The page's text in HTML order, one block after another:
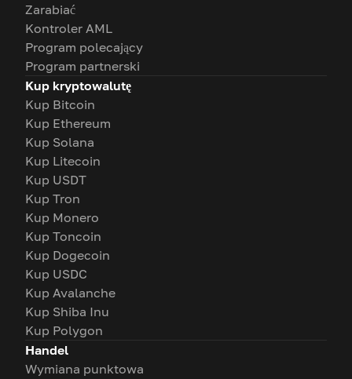
Zarabiać
Kontroler AML
Program polecający
Program partnerski
Kup kryptowalutę
Kup Bitcoin
Kup Ethereum
Kup Solana
Kup Litecoin
Kup USDT
Kup Tron
Kup Monero
Kup Toncoin
Kup Dogecoin
Kup USDC
Kup Avalanche
Kup Shiba Inu
Kup Polygon
Handel
Wymiana punktowa